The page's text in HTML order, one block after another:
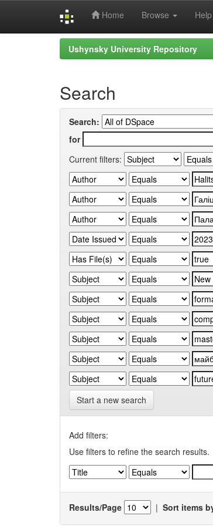
Home Browse Help
Ushynsky University Repository
Search
Search:
for
Current filters:
Start a new search
Add filters:
Use filters to refine the search results.
Results/Page | Sort items